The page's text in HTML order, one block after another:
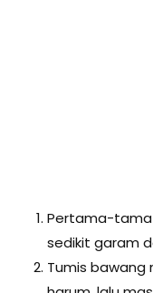
Pertama-tama
sedikit garam
Tumis bawang